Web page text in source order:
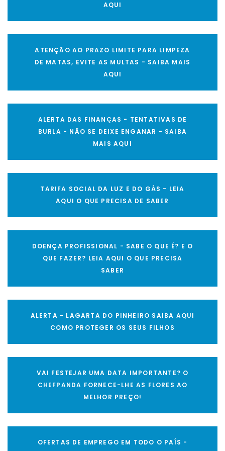
AQUI
ATENÇÃO AO PRAZO LIMITE PARA LIMPEZA
DE MATAS, EVITE AS MULTAS - SAIBA MAIS
AQUI
ALERTA DAS FINANÇAS - TENTATIVAS DE
BURLA - NÃO SE DEIXE ENGANAR - SAIBA
MAIS AQUI
TARIFA SOCIAL DA LUZ E DO GÁS - LEIA
AQUI O QUE PRECISA DE SABER
DOENÇA PROFISSIONAL - SABE O QUE É? E O
QUE FAZER? LEIA AQUI O QUE PRECISA
SABER
ALERTA - LAGARTA DO PINHEIRO SAIBA AQUI
COMO PROTEGER OS SEUS FILHOS
VAI FESTEJAR UMA DATA IMPORTANTE? O
CHEFPANDA FORNECE-LHE AS FLORES AO
MELHOR PREÇO!
OFERTAS DE EMPREGO EM TODO O PAÍS -